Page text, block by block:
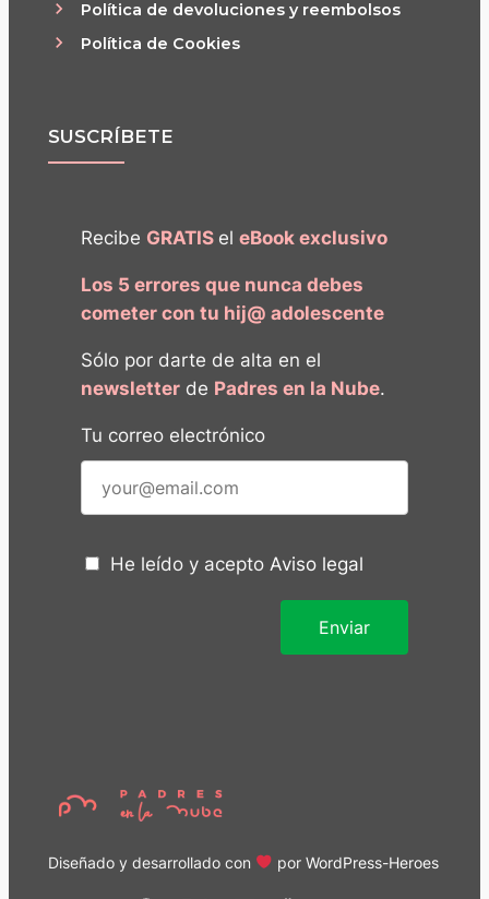
Política de devoluciones y reembolsos
Política de Cookies
SUSCRÍBETE
Recibe GRATIS el eBook exclusivo
Los 5 errores que nunca debes
cometer con tu hij@ adolescente
Sólo por darte de alta en el
newsletterde Padres en la Nube.
Tu correo electrónico
He leído y acepto Aviso legal
Diseñado y desarrollado con porWordPress-Heroes